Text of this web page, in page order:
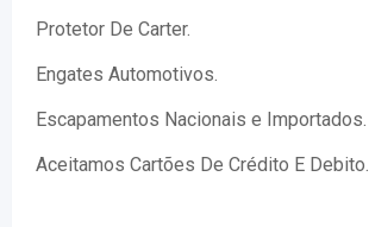
Protetor De Carter.
Engates Automotivos.
Escapamentos Nacionais e Importados.
Aceitamos Cartões De Crédito E Debito.